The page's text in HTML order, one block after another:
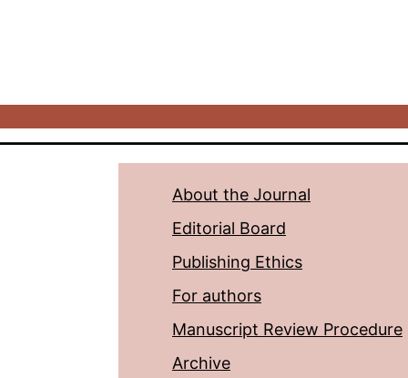
About the Journal
Editorial Board
Publishing Ethics
For authors
Manuscript Review Procedure
Archive